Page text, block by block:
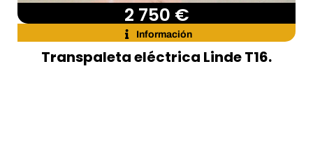
2 750 €
Información
Transpaleta eléctrica Linde T16.